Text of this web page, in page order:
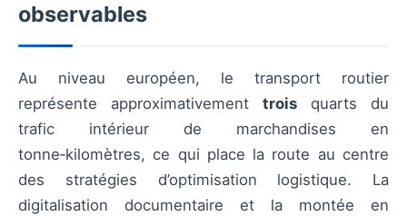
observables
Au niveau européen, le transport routier
représente approximativement trois quarts du
trafic intérieur de marchandises en
tonne‑kilomètres, ce qui place la route au centre
des stratégies d’optimisation logistique. La
digitalisation documentaire et la montée en